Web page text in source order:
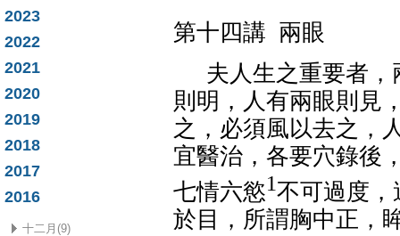
2023
2022
2021
2020
2019
2018
2017
2016
十二月(9)
第十四講 兩眼
夫人生之重要者
則明，人有兩眼則見
之，必須風以去之，
宜醫治，各要穴錄後
七情六慾1不可過度
於目，所謂胸中正，